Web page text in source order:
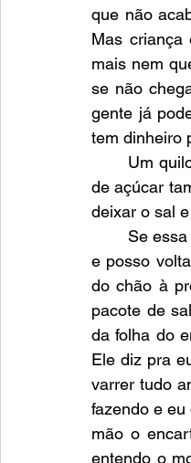
que não
Mas criança
mais nem
se não
gente já
tem dinheiro
de açúcar
deixar o sal
e posso
do chão à
pacote de
da folha do
Ele diz pra
varrer tudo
fazendo e
mão o
entendo o